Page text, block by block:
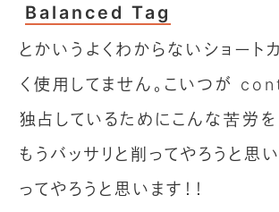
Balanced Tag
とかいうよくわからないショート
く使用してません。こいつが
独占しているためにこんな苦労を
もうバッサリと削ってやろうと思
ってやろうと思います！！